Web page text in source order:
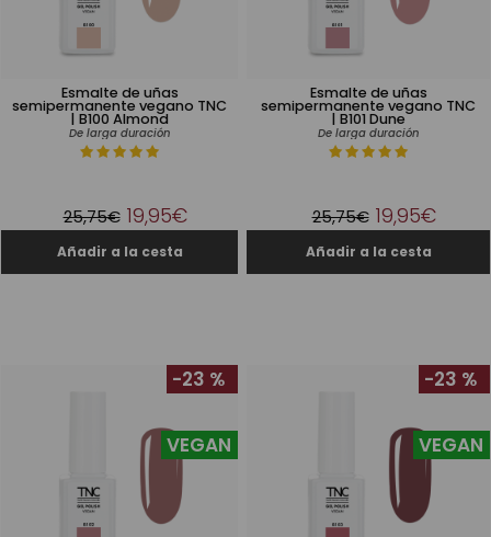
Esmalte de uñas
semipermanente vegano TNC
| B100 Almond
De larga duración
25,75€ 19,95€
Esmalte de uñas
semipermanente vegano TNC
| B101 Dune
De larga duración
25,75€ 19,95€
VEGAN
-23 %
VEGAN
-23 %